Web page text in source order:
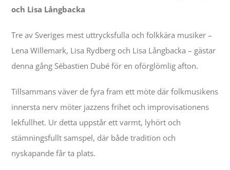
och Lisa Långbacka
Tre av Sveriges mest uttrycksfulla och folkkära musiker –
Lena Willemark, Lisa Rydberg och Lisa Långbacka – gästar
denna gång Sébastien Dubé för en oförglömlig afton.
Tillsammans väver de fyra fram ett möte där folkmusikens
innersta nerv möter jazzens frihet och improvisationens
lekfullhet. Ur detta uppstår ett varmt, lyhört och
stämningsfullt samspel, där både tradition och
nyskapande får ta plats.